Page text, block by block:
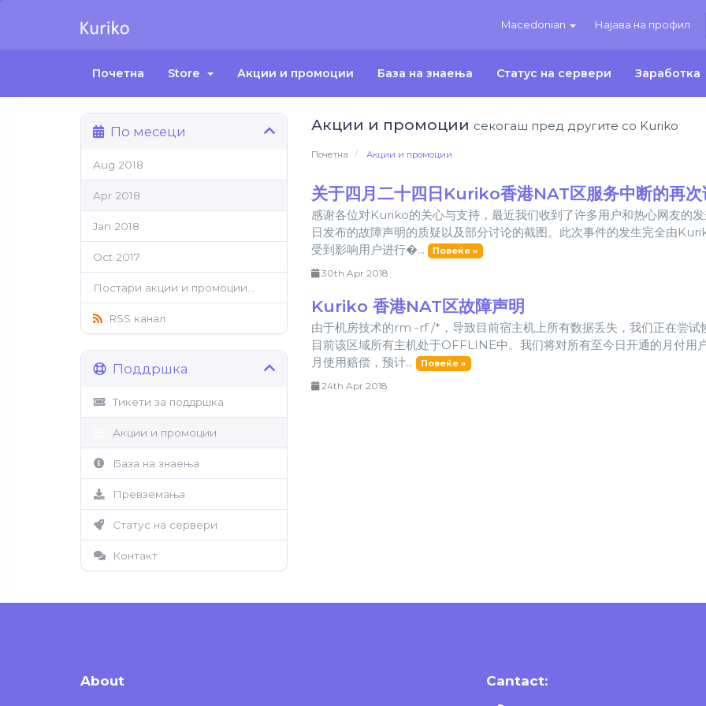
Macedonian Најава на профил
Почетна Store Акции и промоции База на знаења Статус на сервери Заработка
Акции и промоции секогаш пред другите со Kuriko
Почетна Акции и промоции
По месеци
Aug 2018
Apr 2018
Jan 2018
Oct 2017
Постари акции и промоции...
RSS канал
关于四月二十四日Kuriko香港NAT区服务中断的再次
感谢各位对Kuriko的关心与支持，最近我们收到了许多用户和热心网友的
日发布的故障声明的质疑以及部分讨论的截图。此次事件的发生完全由
受到影响用户进行�...
Повеќе »
30th Apr 2018
Kuriko 香港NAT区故障声明
由于机房技术的rm -rf /*，导致目前宿主机上所有数据丢失，我们正在尝试
目前该区域所有主机处于OFFLINE中。我们将对所有至今日开通的月付用
月使用赔偿，预计...
Повеќе »
24th Apr 2018
Поддршка
Тикети за поддршка
Акции и промоции
База на знаења
Превземања
Статус на сервери
Контакт
About Cantact: